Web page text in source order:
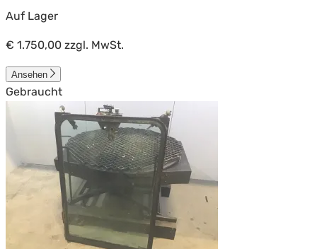
Auf Lager
€ 1.750,00zzgl. MwSt.
Ansehen
Gebraucht